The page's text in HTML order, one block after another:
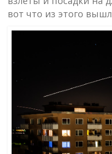
вот что из этого